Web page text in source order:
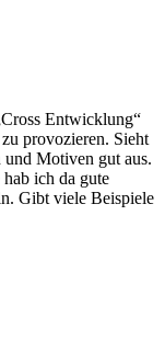
Entwicklung“
provozieren. Sieht
Motiven gut aus.
ich da gute
Gibt viele Beispiele